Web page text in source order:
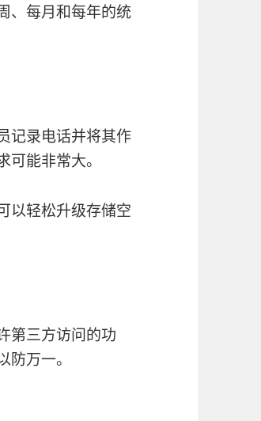
、每月和每年的统
记录电话并将其作
能非常大。
以轻松升级存储空
第三方访问的功
万一。